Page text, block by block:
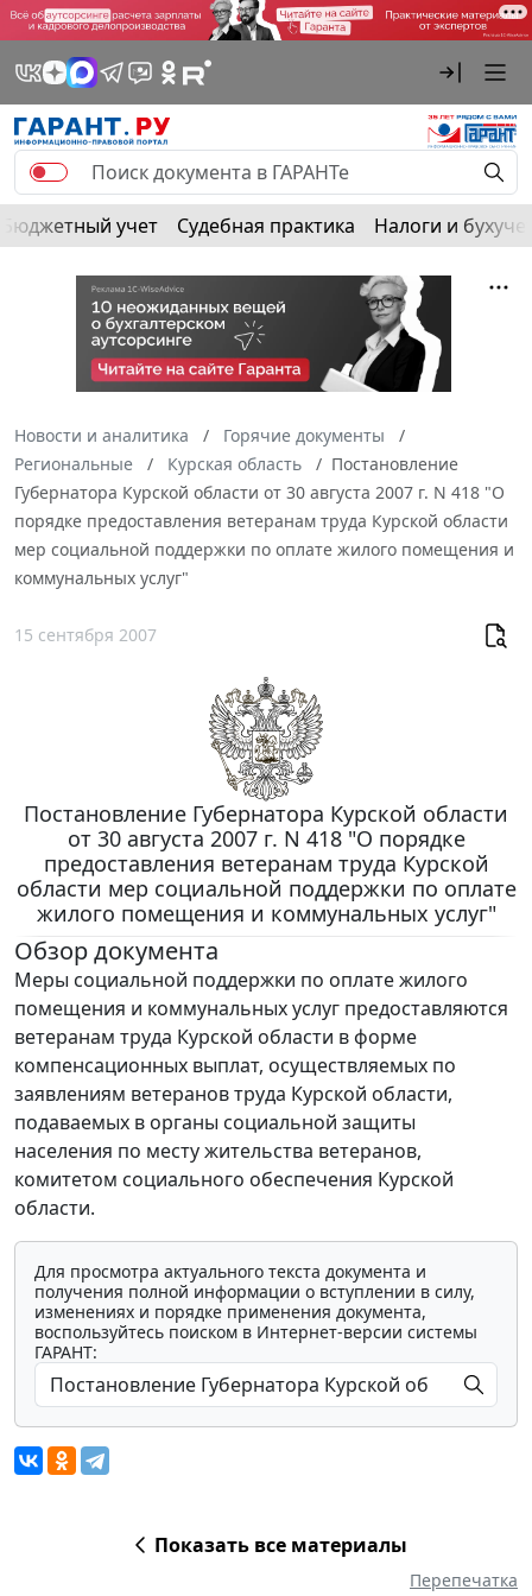
Бюджетный учет Судебная практика Налоги и
Новости и аналитика
Горячие документы
Региональные
Курская область
Постановление
Губернатора Курской области от 30 августа 2007 г. N 418 "О
порядке предоставления ветеранам труда Курской области
мер социальной поддержки по оплате жилого помещения и
коммунальных услуг"
15 сентября 2007
Постановление Губернатора Курской области
от 30 августа 2007 г. N 418 "О порядке
предоставления ветеранам труда Курской
области мер социальной поддержки по оплате
жилого помещения и коммунальных услуг"
Обзор документа
Меры социальной поддержки по оплате жилого
помещения и коммунальных услуг предоставляются
ветеранам труда Курской области в форме
компенсационных выплат, осуществляемых по
заявлениям ветеранов труда Курской области,
подаваемых в органы социальной защиты
населения по месту жительства ветеранов,
комитетом социального обеспечения Курской
области.
Для просмотра актуального текста документа и
получения полной информации о вступлении в силу,
изменениях и порядке применения документа,
воспользуйтесь поиском в Интернет-версии системы
ГАРАНТ:
Показать все материалы
Перепечатка